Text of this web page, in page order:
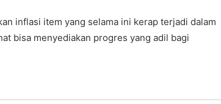
inflasi item yang selama ini kerap terjadi dalam
bisa menyediakan progres yang adil bagi